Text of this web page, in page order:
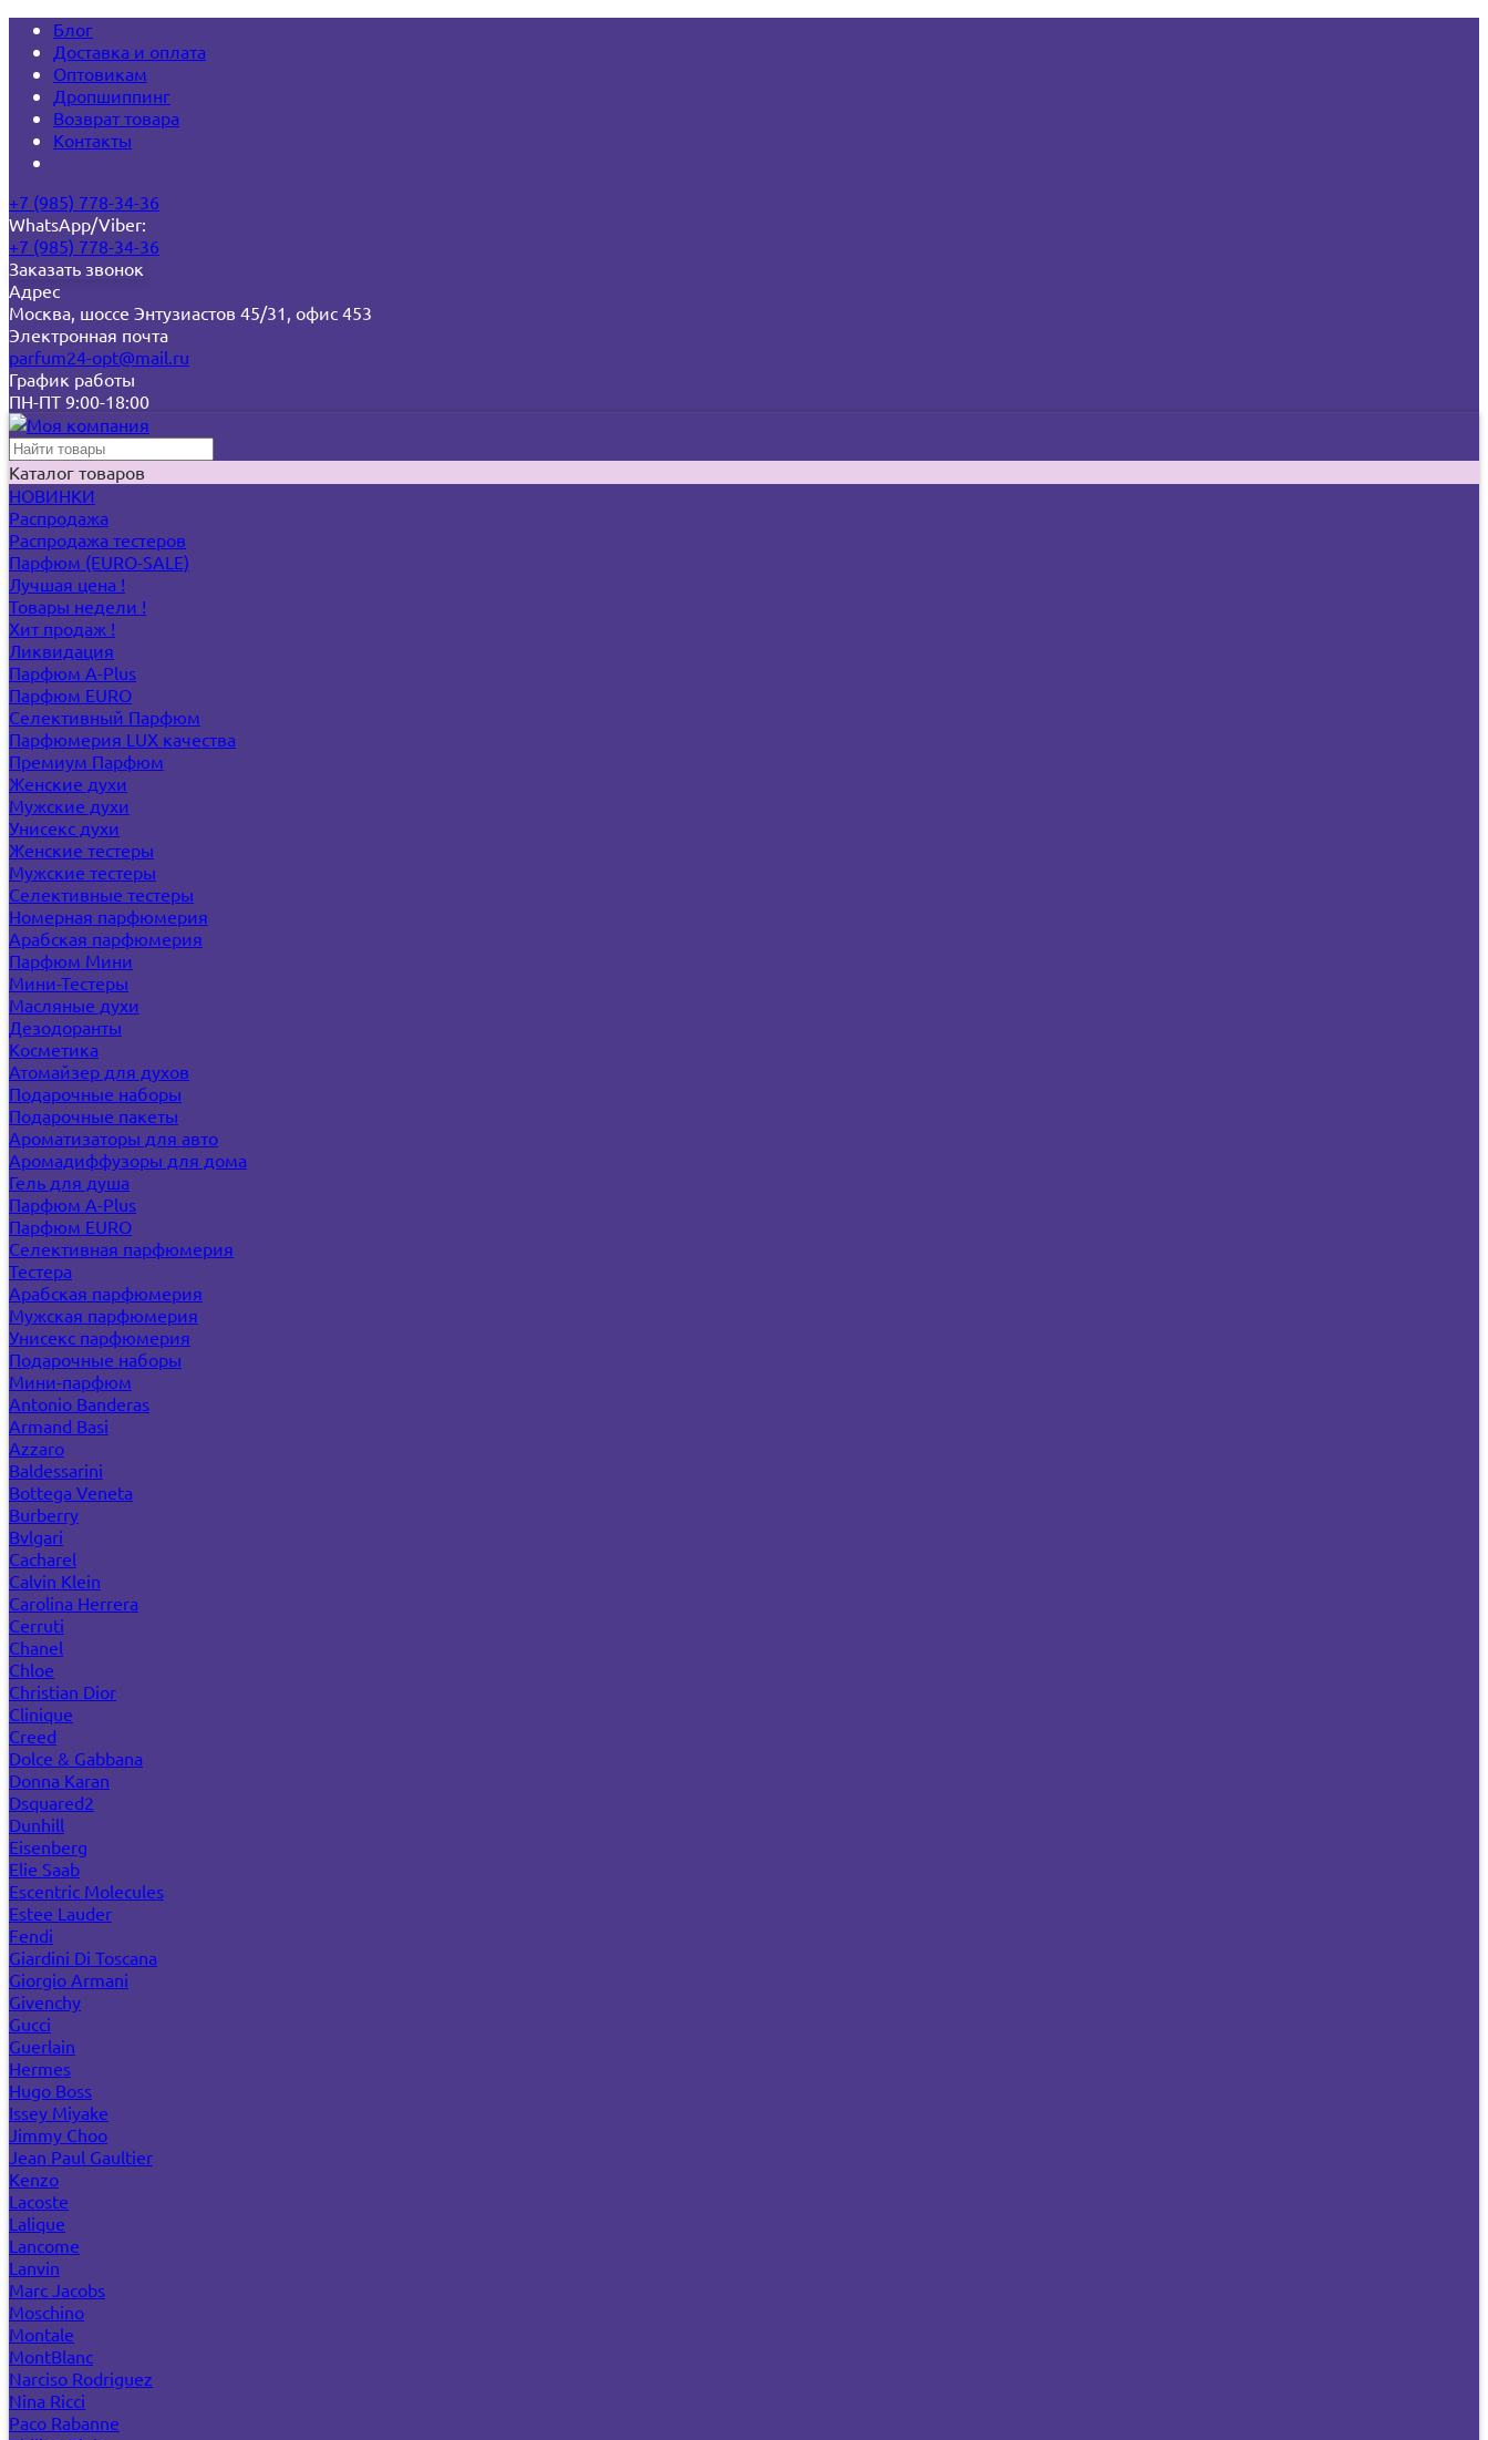
Блог
Доставка и оплата
Оптовикам
Дропшиппинг
Возврат товара
Контакты
+7 (985) 778-34-36
WhatsApp/Viber:
+7 (985) 778-34-36
Заказать звонок
Адрес
Москва, шоссе Энтузиастов 45/31, офис 453
Электронная почта
parfum24-opt@mail.ru
График работы
ПН-ПТ 9:00-18:00
Каталог товаров
НОВИНКИ
Распродажа
Распродажа тестеров
Парфюм (EURO-SALE)
Лучшая цена !
Товары недели !
Хит продаж !
Ликвидация
Парфюм A-Plus
Парфюм EURO
Селективный Парфюм
Парфюмерия LUX качества
Премиум Парфюм
Женские духи
Мужские духи
Унисекс духи
Женские тестеры
Мужские тестеры
Селективные тестеры
Номерная парфюмерия
Арабская парфюмерия
Парфюм Мини
Мини-Тестеры
Масляные духи
Дезодоранты
Косметика
Атомайзер для духов
Подарочные наборы
Подарочные пакеты
Ароматизаторы для авто
Аромадиффузоры для дома
Гель для душа
Парфюм A-Plus
Парфюм EURO
Селективная парфюмерия
Тестера
Арабская парфюмерия
Мужская парфюмерия
Унисекс парфюмерия
Подарочные наборы
Мини-парфюм
Antonio Banderas
Armand Basi
Azzaro
Baldessarini
Bottega Veneta
Burberry
Bvlgari
Cacharel
Calvin Klein
Carolina Herrera
Cerruti
Chanel
Chloe
Christian Dior
Clinique
Creed
Dolce & Gabbana
Donna Karan
Dsquared2
Dunhill
Eisenberg
Elie Saab
Escentric Molecules
Estee Lauder
Fendi
Giardini Di Toscana
Giorgio Armani
Givenchy
Gucci
Guerlain
Hermes
Hugo Boss
Issey Miyake
Jimmy Choo
Jean Paul Gaultier
Kenzo
Lacoste
Lalique
Lancome
Lanvin
Marc Jacobs
Moschino
Montale
MontBlanc
Narciso Rodriguez
Nina Ricci
Paco Rabanne